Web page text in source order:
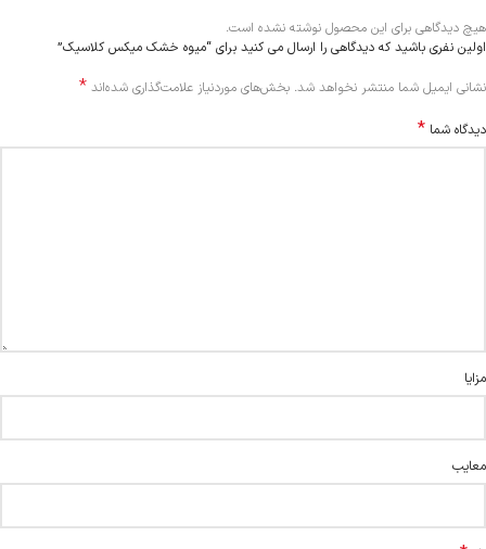
هیچ دیدگاهی برای این محصول نوشته نشده است.
اولین نفری باشید که دیدگاهی را ارسال می کنید برای “میوه خشک میکس کلاسیک”
نشانی ایمیل شما منتشر نخواهد شد. بخش‌های موردنیاز علامت‌گذاری شده‌اند *
دیدگاه شما *
مزایا
معایب
Alternative: